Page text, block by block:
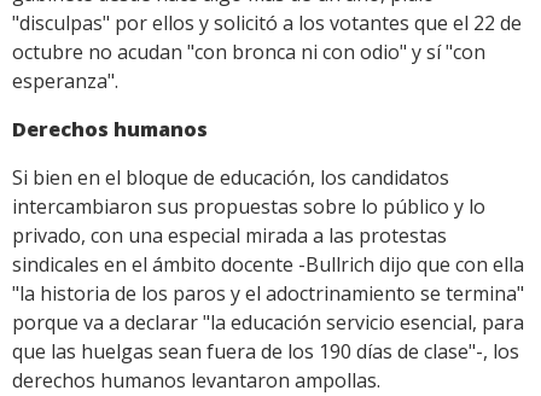
"disculpas" por ellos y solicitó a los votantes que el 22 de
octubre no acudan "con bronca ni con odio" y sí "con
esperanza".
Derechos humanos
Si bien en el bloque de educación, los candidatos
intercambiaron sus propuestas sobre lo público y lo
privado, con una especial mirada a las protestas
sindicales en el ámbito docente -Bullrich dijo que con ella
"la historia de los paros y el adoctrinamiento se termina"
porque va a declarar "la educación servicio esencial, para
que las huelgas sean fuera de los 190 días de clase"-, los
derechos humanos levantaron ampollas.